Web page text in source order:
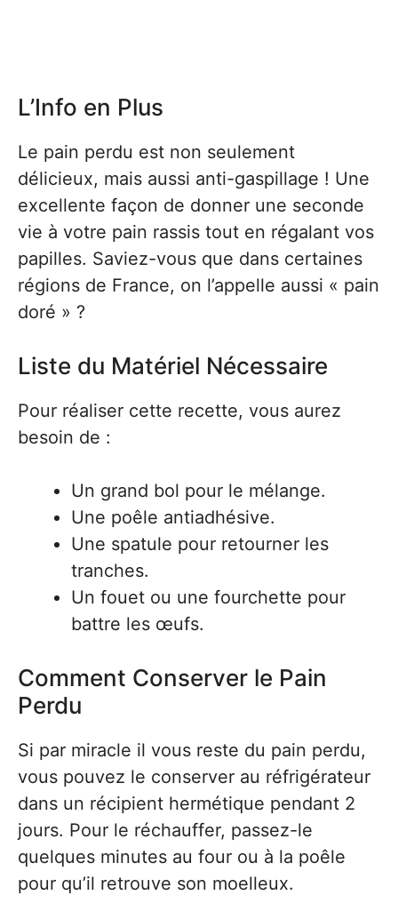
L’Info en Plus
Le pain perdu est non seulement
délicieux, mais aussi anti-gaspillage ! Une
excellente façon de donner une seconde
vie à votre pain rassis tout en régalant vos
papilles. Saviez-vous que dans certaines
régions de France, on l’appelle aussi « pain
doré » ?
Liste du Matériel Nécessaire
Pour réaliser cette recette, vous aurez
besoin de :
Un grand bol pour le mélange.
Une poêle antiadhésive.
Une spatule pour retourner les
tranches.
Un fouet ou une fourchette pour
battre les œufs.
Comment Conserver le Pain
Perdu
Si par miracle il vous reste du pain perdu,
vous pouvez le conserver au réfrigérateur
dans un récipient hermétique pendant 2
jours. Pour le réchauffer, passez-le
quelques minutes au four ou à la poêle
pour qu’il retrouve son moelleux.